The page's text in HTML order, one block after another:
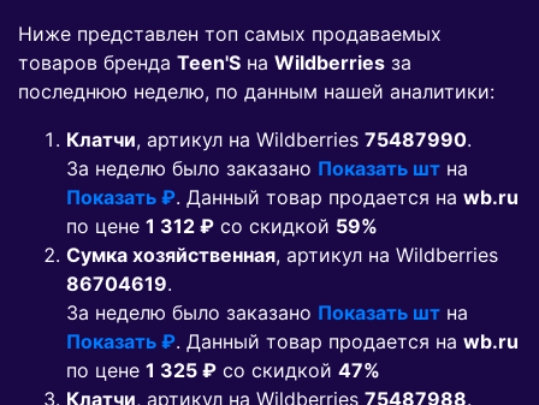
Ниже представлен топ самых продаваемых
товаров бренда Teen'S на Wildberries за
последнюю неделю, по данным нашей аналитики:
Клатчи, артикул на Wildberries 75487990.
За неделю было заказано Показать шт на
Показать ₽. Данный товар продается на wb.ru
по цене 1 312 ₽ co скидкой 59%
Сумка хозяйственная, артикул на Wildberries
86704619.
За неделю было заказано Показать шт на
Показать ₽. Данный товар продается на wb.ru
по цене 1 325 ₽ co скидкой 47%
Клатчи, артикул на Wildberries 75487988.